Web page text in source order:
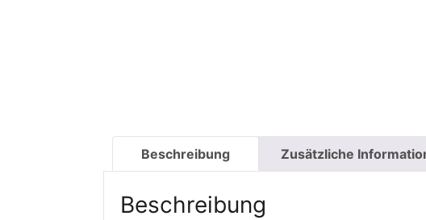
Beschreibung Zusätzliche
Beschreibung